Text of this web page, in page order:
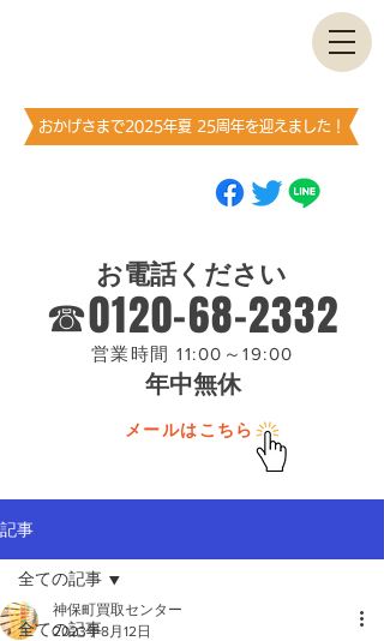
おかげさまで2025年夏 25周年を迎えました！
お電話ください
☎0120-68-2332
営業時間 11:00～19:00
年中無休
メールはこちら
記事
全ての記事
全ての記事
神保町買取センター
2023年8月12日